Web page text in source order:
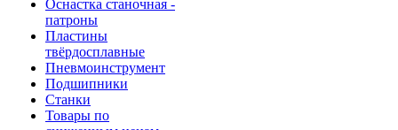
Оснастка станочная -
патроны
Пластины
твёрдосплавные
Пневмоинструмент
Подшипники
Станки
Товары по